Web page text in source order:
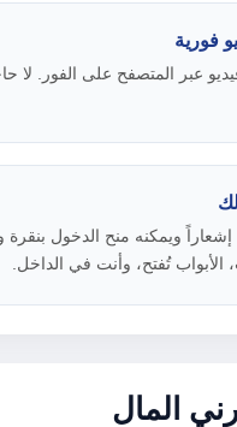
فورية
عبر المتصفح على الفور. لا
إشعاراً ويمكنه منح الدخول بنقرة
تُفتح، وأنت في الداخل.
المال